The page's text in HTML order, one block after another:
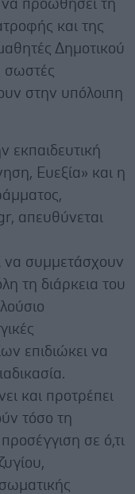
να προωθήσει τη
και της
Δημοτικού
σωστές
στην υπόλοιπη
εκπαιδευτική
Ευεξία» και η
απευθύνεται
να συμμετάσχουν
τη διάρκεια του
επιδιώκει να
και προτρέπει
τόσο τη
σε ό,τι